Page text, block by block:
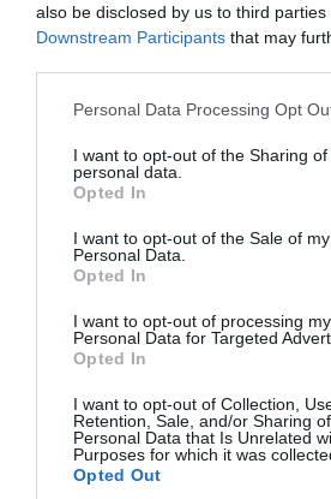
also be disclosed by us to third parties
Downstream Participants that may
Please note that this website/app
not limited to your visit or usage
grant or deny consent to Google and
use your data for below specified
consent section.
Personal Data Processing Opt
I want to opt-out of the Sharing of
personal data.
Opted In
I want to opt-out of the Sale of my
Personal Data.
Opted In
I want to opt-out of processing my
Personal Data for Targeted
Opted In
I want to opt-out of Collection,
Retention, Sale, and/or Sharing
Personal Data that Is Unrelated
Purposes for which it was
Opted Out
Πεινάσατε; – Να τι
χωρίς να πάρετε…
05.08.2026 | 16:00
PRONEWS.GR /ΔΙΑΤΡΟΦΗ